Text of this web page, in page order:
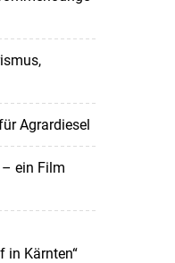
Agrardiesel
ein Film
in Kärnten“